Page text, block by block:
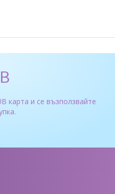
карта и се възползвайте